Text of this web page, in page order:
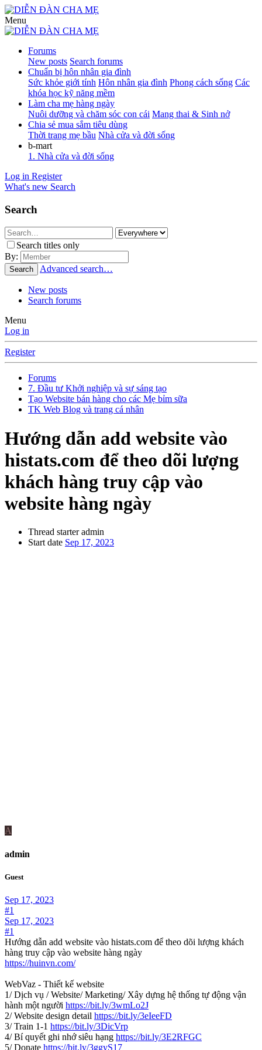
Menu
Forums
New posts Search forums
Chuẩn bị hôn nhân gia đình
Sức khỏe giới tính Hôn nhân gia đình Phong cách sống Các
khóa học kỹ năng mềm
Làm cha mẹ hàng ngày
Nuôi dưỡng và chăm sóc con cái Mang thai & Sinh nở
Chia sẻ mua sắm tiêu dùng
Thời trang mẹ bầu Nhà cửa và đời sống
b-mart
1. Nhà cửa và đời sống
Log in Register
What's new Search
Search
Search titles only
By:
Search Advanced search…
New posts
Search forums
Menu
Log in
Register
Forums
7. Đầu tư Khởi nghiệp và sự sáng tạo
Tạo Website bán hàng cho các Mẹ bỉm sữa
TK Web Blog và trang cá nhân
Hướng dẫn add website vào
histats.com để theo dõi lượng
khách hàng truy cập vào
website hàng ngày
Thread starter admin
Start date Sep 17, 2023
A
admin
Guest
Sep 17, 2023
#1
Sep 17, 2023
#1
Hướng dẫn add website vào histats.com để theo dõi lượng khách
hàng truy cập vào website hàng ngày
https://huinvn.com/
WebVaz - Thiết kế website
1/ Dịch vụ / Website/ Marketing/ Xây dựng hệ thống tự động vận
hành một người https://bit.ly/3wmLo2J
2/ Website design detail https://bit.ly/3eIeeFD
3/ Train 1-1 https://bit.ly/3DicVrp
4/ Bí quyết ghi nhớ siêu hạng https://bit.ly/3E2RFGC
5/ Donate https://bit.ly/3ggyS17